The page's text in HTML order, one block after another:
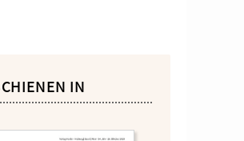
IN